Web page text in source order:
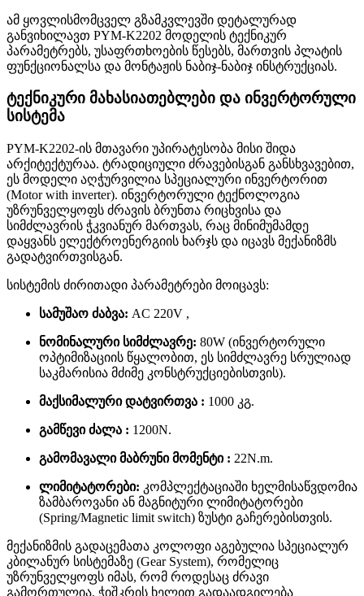
ამ ყოვლისმომცველ გზამკვლევში დეტალურად
განვიხილავთ PYM-K2202 მოდელის ტექნიკურ
პარამეტრებს, უსაფრთხოების წესებს, მართვის პლატის
ფუნქციონალსა და მონტაჟის ნაბიჯ-ნაბიჯ ინსტრუქციას.
ტექნიკური მახასიათებლები და ინვერტორული
სისტემა
PYM-K2202-ის მთავარი უპირატესობა მისი შიდა
არქიტექტურაა. ტრადიციული ძრავებისგან განსხვავებით,
ეს მოდელი აღჭურვილია სპეციალური ინვერტორით
(Motor with inverter). ინვერტორული ტექნოლოგია
უზრუნველყოფს ძრავის ბრუნთა რიცხვისა და
სიმძლავრის ჭკვიანურ მართვას, რაც მინიმუმამდე
დაყვანს ელექტროენერგიის ხარჯს და იცავს მექანიზმს
გადატვირთვისგან.
სისტემის ძირითადი პარამეტრები მოიცავს:
სამუშაო ძაბვა: AC 220V ,
ნომინალური სიმძლავრე: 80W (ინვერტორული
ოპტიმიზაციის წყალობით, ეს სიმძლავრე სრულიად
საკმარისია მძიმე კონსტრუქციებისთვის).
მაქსიმალური დატვირთვა : 1000 კგ.
გამწევი ძალა : 1200N.
გამომავალი მაბრუნი მომენტი : 22N.m.
ლიმიტატორები: კომპლექტაციაში ხელმისაწვდომია
ზამბაროვანი ან მაგნიტური ლიმიტატორები
(Spring/Magnetic limit switch) ზუსტი გაჩერებისთვის.
მექანიზმის გადაცემათა კოლოფი აგებულია სპეციალურ
კბილანურ სისტემაზე (Gear System), რომელიც
უზრუნველყოფს იმას, რომ როდესაც ძრავი
გამორთულია, ჭიშკრის ხელით გადაადგილება